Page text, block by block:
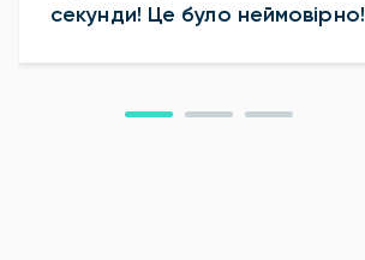
секунди! Це було неймовірно!